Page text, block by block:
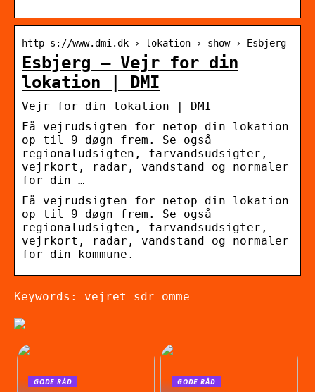
http s://www.dmi.dk › lokation › show › Esbjerg
Esbjerg – Vejr for din
lokation | DMI
Vejr for din lokation | DMI
Få vejrudsigten for netop din lokation
op til 9 døgn frem. Se også
regionaludsigten, farvandsudsigter,
vejrkort, radar, vandstand og normaler
for din …
Få vejrudsigten for netop din lokation
op til 9 døgn frem. Se også
regionaludsigten, farvandsudsigter,
vejrkort, radar, vandstand og normaler
for din kommune.
Keywords: vejret sdr omme
GODE RÅD GODE RÅD